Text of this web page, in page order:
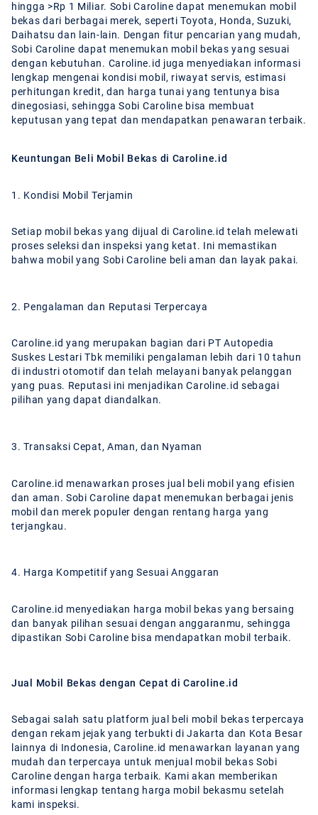
hingga >Rp 1 Miliar. Sobi Caroline dapat menemukan mobil
bekas dari berbagai merek, seperti Toyota, Honda, Suzuki,
Daihatsu dan lain-lain. Dengan fitur pencarian yang mudah,
Sobi Caroline dapat menemukan mobil bekas yang sesuai
dengan kebutuhan. Caroline.id juga menyediakan informasi
lengkap mengenai kondisi mobil, riwayat servis, estimasi
perhitungan kredit, dan harga tunai yang tentunya bisa
dinegosiasi, sehingga Sobi Caroline bisa membuat
keputusan yang tepat dan mendapatkan penawaran terbaik.
Keuntungan Beli Mobil Bekas di Caroline.id
1. Kondisi Mobil Terjamin
Setiap mobil bekas yang dijual di Caroline.id telah melewati
proses seleksi dan inspeksi yang ketat. Ini memastikan
bahwa mobil yang Sobi Caroline beli aman dan layak pakai.
2. Pengalaman dan Reputasi Terpercaya
Caroline.id yang merupakan bagian dari PT Autopedia
Suskes Lestari Tbk memiliki pengalaman lebih dari 10 tahun
di industri otomotif dan telah melayani banyak pelanggan
yang puas. Reputasi ini menjadikan Caroline.id sebagai
pilihan yang dapat diandalkan.
3. Transaksi Cepat, Aman, dan Nyaman
Caroline.id menawarkan proses jual beli mobil yang efisien
dan aman. Sobi Caroline dapat menemukan berbagai jenis
mobil dan merek populer dengan rentang harga yang
terjangkau.
4. Harga Kompetitif yang Sesuai Anggaran
Caroline.id menyediakan harga mobil bekas yang bersaing
dan banyak pilihan sesuai dengan anggaranmu, sehingga
dipastikan Sobi Caroline bisa mendapatkan mobil terbaik.
Jual Mobil Bekas dengan Cepat di Caroline.id
Sebagai salah satu platform jual beli mobil bekas terpercaya
dengan rekam jejak yang terbukti di Jakarta dan Kota Besar
lainnya di Indonesia, Caroline.id menawarkan layanan yang
mudah dan terpercaya untuk menjual mobil bekas Sobi
Caroline dengan harga terbaik. Kami akan memberikan
informasi lengkap tentang harga mobil bekasmu setelah
kami inspeksi.